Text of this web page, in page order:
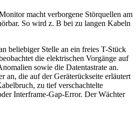
macht verborgene Störquellen am
So wird z. B bei zu langen Kabeln
beliebiger Stelle an ein freies T-Stück
die elektrischen Vorgänge auf
sowie die Datentastrate an.
an, die auf der Geräterückseite erläutert
zu tief verschachtelte
Interframe-Gap-Error. Der Wächter